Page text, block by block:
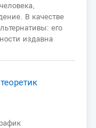
В качестве
его
издавна